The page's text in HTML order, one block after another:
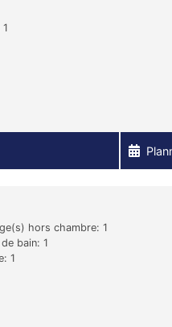
hors chambre: 1
bain: 1
1